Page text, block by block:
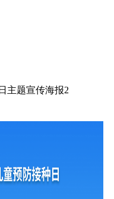
主题宣传海报2